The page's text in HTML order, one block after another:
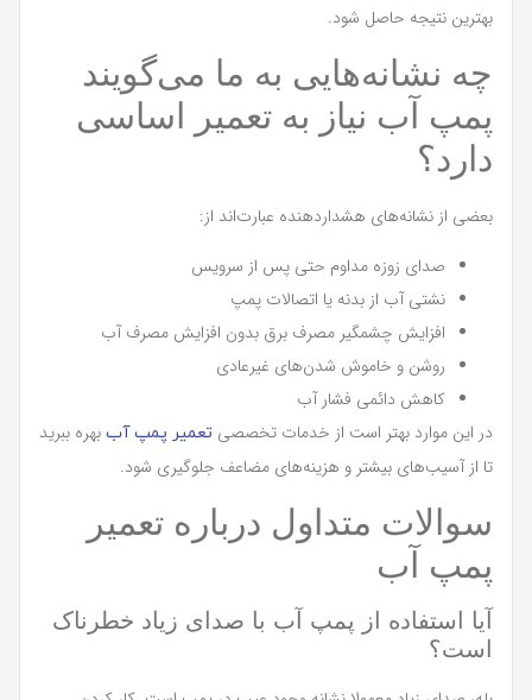
بهترین نتیجه حاصل شود.
چه نشانه‌هایی به ما می‌گویند
پمپ آب نیاز به تعمیر اساسی
دارد؟
بعضی از نشانه‌های هشداردهنده عبارت‌اند از:
صدای زوزه مداوم حتی پس از سرویس
نشتی آب از بدنه یا اتصالات پمپ
افزایش چشمگیر مصرف برق بدون افزایش مصرف آب
روشن و خاموش شدن‌های غیرعادی
کاهش دائمی فشار آب
در این موارد بهتر است از خدمات تخصصی تعمیر پمپ آب بهره ببرید
تا از آسیب‌های بیشتر و هزینه‌های مضاعف جلوگیری شود.
سوالات متداول درباره تعمیر
پمپ آب
آیا استفاده از پمپ آب با صدای زیاد خطرناک
است؟